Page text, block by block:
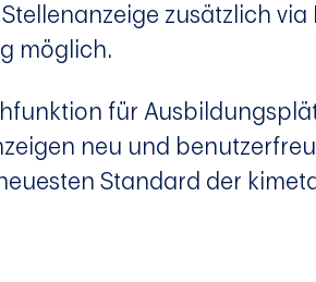
zusätzlich via
möglich.
für
neu und
Standard der